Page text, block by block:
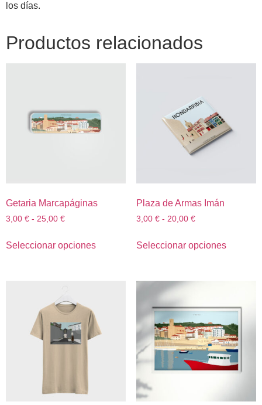
los días.
Productos relacionados
Getaria Marcapáginas
3,00 € - 25,00 €
Seleccionar opciones
Plaza de Armas Imán
3,00 € - 20,00 €
Seleccionar opciones